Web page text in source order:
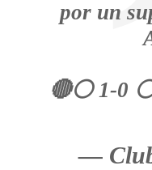
por un
🔴⚪ 1-0
—